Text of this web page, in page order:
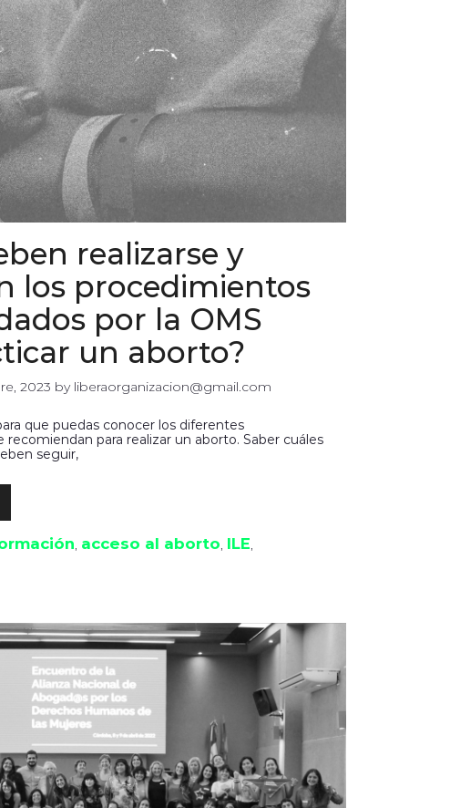
realizarse y
los procedimientos
por la OMS
un aborto?
2023 by liberaorganizacion@gmail.com
que puedas conocer los diferentes
para realizar un aborto. Saber cuáles
seguir,
, acceso al aborto, ILE